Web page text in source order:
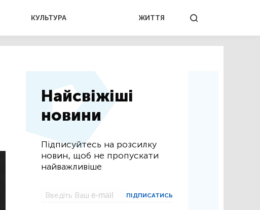
КУЛЬТУРА ЖИТТЯ
Найсвіжіші
новини
Підписуйтесь на розсилку
новин, щоб не пропускати
найважливіше
ПІДПИСАТИСЬ